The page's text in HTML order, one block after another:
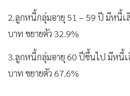
2.ลูกหนี้กลุ่มอายุ 51 – 59 ปี มีหนี้เ
บาท ขยายตัว 32.9%
3.ลูกหนี้กลุ่มอายุ 60 ปีขึ้นไป มีหนี้เ
บาท ขยายตัว 67.6%